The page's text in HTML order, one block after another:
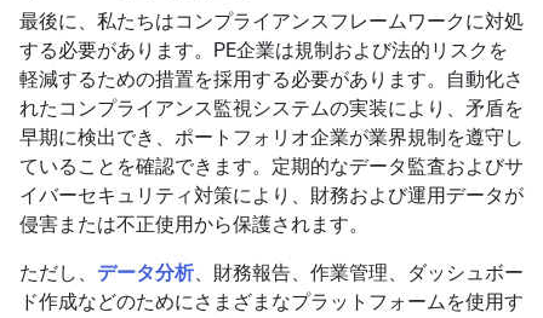
最後に、私たちはコンプライアンスフレームワークに対処
する必要があります。PE企業は規制および法的リスクを
軽減するための措置を採用する必要があります。自動化さ
れたコンプライアンス監視システムの実装により、矛盾を
早期に検出でき、ポートフォリオ企業が業界規制を遵守し
ていることを確認できます。定期的なデータ監査およびサ
イバーセキュリティ対策により、財務および運用データが
侵害または不正使用から保護されます。
ただし、 データ分析、財務報告、作業管理、ダッシュボー
ド作成などのためにさまざまなプラットフォームを使用す